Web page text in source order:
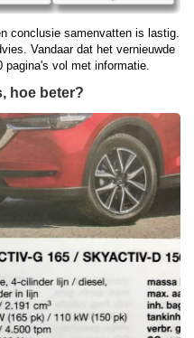
conclusie samenvatten is lastig.
Vandaar dat het vernieuwde
pagina's vol met informatie.
hoe beter?